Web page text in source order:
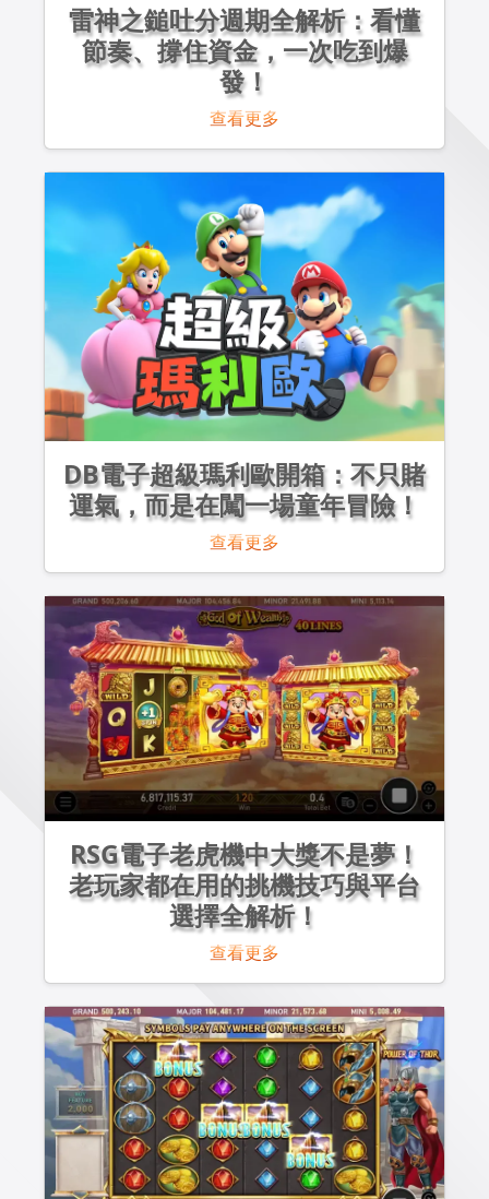
雷神之鎚吐分週期全解析：看懂
節奏、撐住資金，一次吃到爆
發！
查看更多
DB電子超級瑪利歐開箱：不只賭
運氣，而是在闖一場童年冒險！
查看更多
RSG電子老虎機中大獎不是夢！
老玩家都在用的挑機技巧與平台
選擇全解析！
查看更多